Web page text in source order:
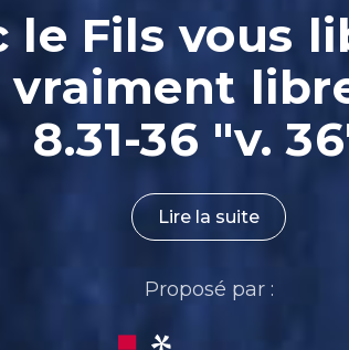
le Fils vous
vraiment
8.31-36 "v.
Lire la suite
Proposé par :